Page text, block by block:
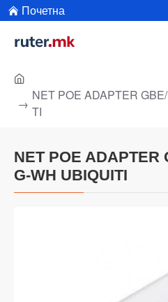
Почетна
NET POE ADAPTER
TI
NET POE ADAPTER
G-WH UBIQUITI